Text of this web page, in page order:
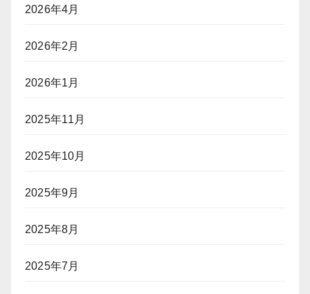
2026年4月
2026年2月
2026年1月
2025年11月
2025年10月
2025年9月
2025年8月
2025年7月